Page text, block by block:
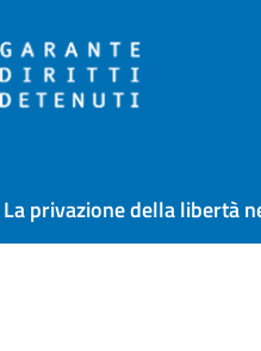
La privazione della libertà